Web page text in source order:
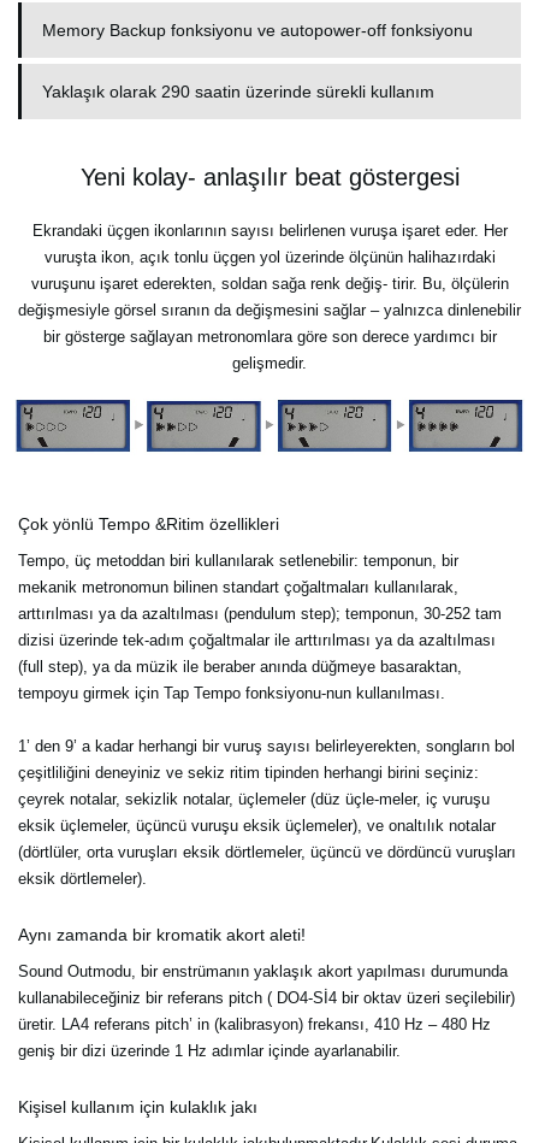
Memory Backup fonksiyonu ve autopower-off fonksiyonu
Yaklaşık olarak 290 saatin üzerinde sürekli kullanım
Yeni kolay- anlaşılır beat göstergesi
Ekrandaki üçgen ikonlarının sayısı belirlenen vuruşa işaret eder. Her
vuruşta ikon, açık tonlu üçgen yol üzerinde ölçünün halihazırdaki
vuruşunu işaret ederekten, soldan sağa renk değiş- tirir. Bu, ölçülerin
değişmesiyle görsel sıranın da değişmesini sağlar – yalnızca dinlenebilir
bir gösterge sağlayan metronomlara göre son derece yardımcı bir
gelişmedir.
Çok yönlü Tempo &Ritim özellikleri
Tempo, üç metoddan biri kullanılarak setlenebilir: temponun, bir
mekanik metronomun bilinen standart çoğaltmaları kullanılarak,
arttırılması ya da azaltılması (pendulum step); temponun, 30-252 tam
dizisi üzerinde tek-adım çoğaltmalar ile arttırılması ya da azaltılması
(full step), ya da müzik ile beraber anında düğmeye basaraktan,
tempoyu girmek için Tap Tempo fonksiyonu-nun kullanılması.
1’ den 9’ a kadar herhangi bir vuruş sayısı belirleyerekten, songların bol
çeşitliliğini deneyiniz ve sekiz ritim tipinden herhangi birini seçiniz:
çeyrek notalar, sekizlik notalar, üçlemeler (düz üçle-meler, iç vuruşu
eksik üçlemeler, üçüncü vuruşu eksik üçlemeler), ve onaltılık notalar
(dörtlüler, orta vuruşları eksik dörtlemeler, üçüncü ve dördüncü vuruşları
eksik dörtlemeler).
Aynı zamanda bir kromatik akort aleti!
Sound Outmodu, bir enstrümanın yaklaşık akort yapılması durumunda
kullanabileceğiniz bir referans pitch ( DO4-Sİ4 bir oktav üzeri seçilebilir)
üretir. LA4 referans pitch’ in (kalibrasyon) frekansı, 410 Hz – 480 Hz
geniş bir dizi üzerinde 1 Hz adımlar içinde ayarlanabilir.
Kişisel kullanım için kulaklık jakı